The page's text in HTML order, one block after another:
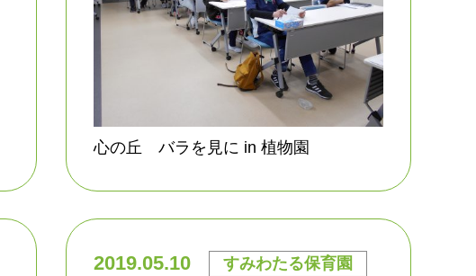
心の丘 バラを見に in 植物園
2019.05.10 すみわたる保育園